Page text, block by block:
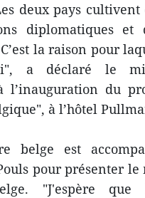
deux pays cultivent
diplomatiques et
la raison pour
a déclaré le
l’inauguration du
à l’hôtel
belge est
pour présenter
"J'espère